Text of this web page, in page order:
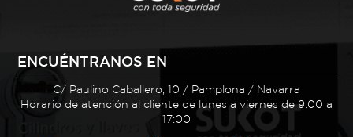
ENCUÉNTRANOS EN
C/ Paulino Caballero, 10 / Pamplona / Navarra
Horario de atención al cliente de lunes a viernes de 9:00 a
17:00